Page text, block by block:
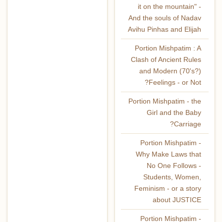
it on the mountain" -
And the souls of Nadav
Avihu Pinhas and Elijah
Portion Mishpatim : A
Clash of Ancient Rules
and Modern (70's?)
Feelings - or Not?
Portion Mishpatim - the
Girl and the Baby
Carriage?
Portion Mishpatim -
Why Make Laws that
No One Follows -
Students, Women,
Feminism - or a story
about JUSTICE
Portion Mishpatim -